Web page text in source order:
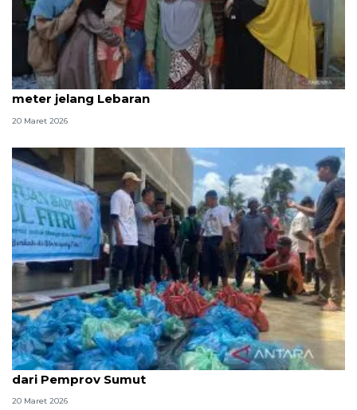
Gembira dalam remang kehidupan huntara 3x4
meter jelang Lebaran
20 Maret 2026
Warga Hutanabolon terima bantuan daging sapi
dari Pemprov Sumut
20 Maret 2026